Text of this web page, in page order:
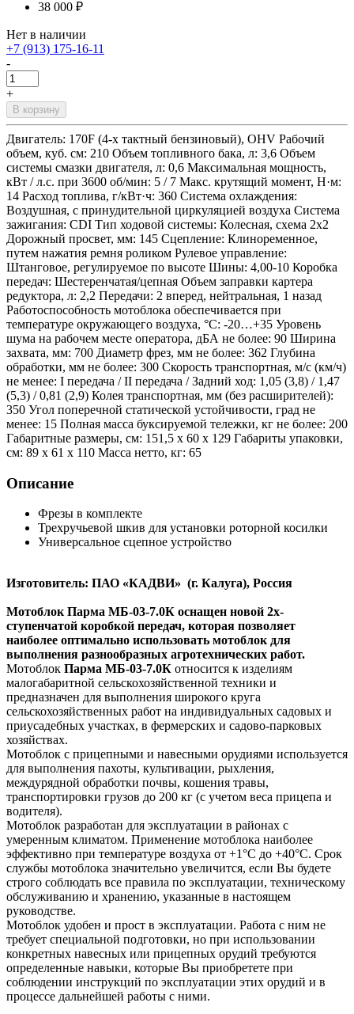
38 000 ₽
Нет в наличии
+7 (913) 175-16-11
-
+
В корзину
Двигатель: 170F (4-х тактный бензиновый), OHV Рабочий
объем, куб. см: 210 Объем топливного бака, л: 3,6 Объем
системы смазки двигателя, л: 0,6 Максимальная мощность,
кВт / л.с. при 3600 об/мин: 5 / 7 Макс. крутящий момент, Н·м:
14 Расход топлива, г/кВт·ч: 360 Система охлаждения:
Воздушная, с принудительной циркуляцией воздуха Система
зажигания: CDI Тип ходовой системы: Колесная, схема 2х2
Дорожный просвет, мм: 145 Сцепление: Клиноременное,
путем нажатия ремня роликом Рулевое управление:
Штанговое, регулируемое по высоте Шины: 4,00-10 Коробка
передач: Шестеренчатая/цепная Объем заправки картера
редуктора, л: 2,2 Передачи: 2 вперед, нейтральная, 1 назад
Работоспособность мотоблока обеспечивается при
температуре окружающего воздуха, °С: -20…+35 Уровень
шума на рабочем месте оператора, дБА не более: 90 Ширина
захвата, мм: 700 Диаметр фрез, мм не более: 362 Глубина
обработки, мм не более: 300 Скорость транспортная, м/с (км/ч)
не менее: I передача / II передача / Задний ход: 1,05 (3,8) / 1,47
(5,3) / 0,81 (2,9) Колея транспортная, мм (без расширителей):
350 Угол поперечной статической устойчивости, град не
менее: 15 Полная масса буксируемой тележки, кг не более: 200
Габаритные размеры, cм: 151,5 х 60 х 129 Габариты упаковки,
cм: 89 х 61 х 110 Масса нетто, кг: 65
Описание
Фрезы в комплекте
Трехручьевой шкив для установки роторной косилки
Универсальное сцепное устройство
Изготовитель: ПАО «КАДВИ» (г. Калуга), Россия
Мотоблок Парма МБ-03-7.0К оснащен новой 2х-
ступенчатой коробкой передач, которая позволяет
наиболее оптимально использовать мотоблок для
выполнения разнообразных агротехнических работ.
Мотоблок Парма МБ-03-7.0К относится к изделиям
малогабаритной сельскохозяйственной техники и
предназначен для выполнения широкого круга
сельскохозяйственных работ на индивидуальных садовых и
приусадебных участках, в фермерских и садово-парковых
хозяйствах.
Мотоблок с прицепными и навесными орудиями используется
для выполнения пахоты, культивации, рыхления,
междурядной обработки почвы, кошения травы,
транспортировки грузов до 200 кг (с учетом веса прицепа и
водителя).
Мотоблок разработан для эксплуатации в районах с
умеренным климатом. Применение мотоблока наиболее
эффективно при температуре воздуха от +1°С до +40°С. Срок
службы мотоблока значительно увеличится, если Вы будете
строго соблюдать все правила по эксплуатации, техническому
обслуживанию и хранению, указанные в настоящем
руководстве.
Мотоблок удобен и прост в эксплуатации. Работа с ним не
требует специальной подготовки, но при использовании
конкретных навесных или прицепных орудий требуются
определенные навыки, которые Вы приобретете при
соблюдении инструкций по эксплуатации этих орудий и в
процессе дальнейшей работы с ними.